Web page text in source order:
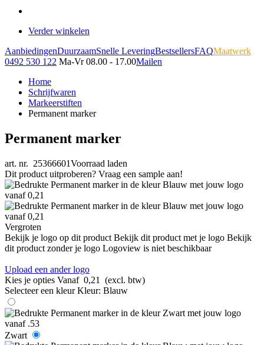
Verder winkelen
AanbiedingenDuurzaamSnelle LeveringBestsellersFAQMaatwerk
0492 530 122 Ma-Vr 08.00 - 17.00Mailen
Home
Schrijfwaren
Markeerstiften
Permanent marker
Permanent marker
art. nr. 25366601Voorraad laden
Dit product uitproberen? Vraag een sample aan!
Vergroten
Bekijk je logo op dit product Bekijk dit product met je logo Bekijk
dit product zonder je logo Logoview is niet beschikbaar
Upload een ander logo
Kies je opties Vanaf 0,21
(excl. btw)
Selecteer een kleur Kleur: Blauw
Zwart